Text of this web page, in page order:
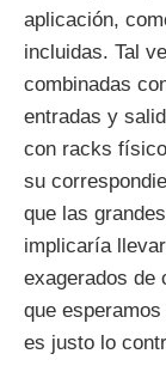
aplicación,
incluidas. Tal
combinadas
entradas y
con racks
su
que las
implicaría
exagerados de
que
es justo lo